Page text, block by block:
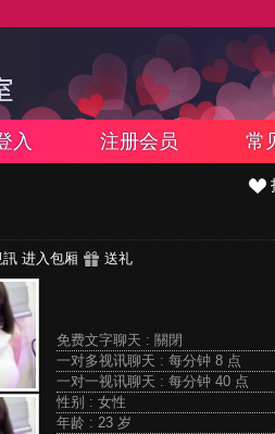
入 注册会员 常
訊 进入包厢 送礼
免费文字聊天 : 關閉
一对多视讯聊天 : 每分钟 8 点
一对一视讯聊天 : 每分钟 40 点
性别 : 女性
年龄 : 23 岁